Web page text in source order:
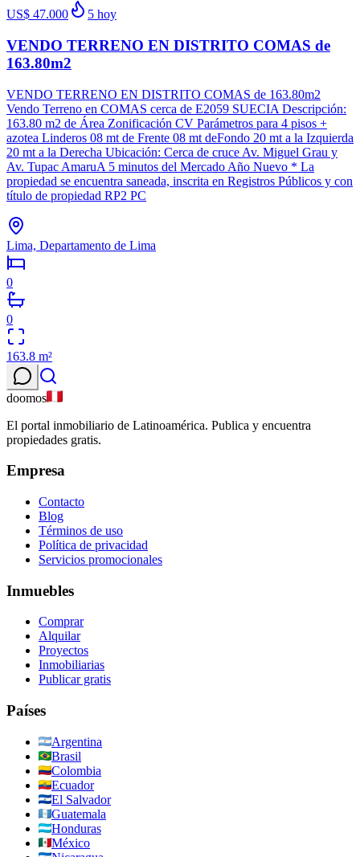
US$ 47.000
5 hoy
VENDO TERRENO EN DISTRITO COMAS de
163.80m2
VENDO TERRENO EN DISTRITO COMAS de 163.80m2
Vendo Terreno en COMAS cerca de E2059 SUECIA Descripción:
163.80 m2 de Área Zonificación CV Parámetros para 4 pisos +
azotea Linderos 08 mt de Frente 08 mt deFondo 20 mt a la Izquierda
20 mt a la Derecha Ubicación: Cerca de cruce Av. Miguel Grau y
Av. Tupac AmaruA 5 minutos del Mercado Año Nuevo * La
propiedad se encuentra saneada, inscrita en Registros Públicos y con
título de propiedad RP2 PC
Lima, Departamento de Lima
0
0
163.8 m²
doomos
El portal inmobiliario de Latinoamérica. Publica y encuentra
propiedades gratis.
Empresa
Contacto
Blog
Términos de uso
Política de privacidad
Servicios promocionales
Inmuebles
Comprar
Alquilar
Proyectos
Inmobiliarias
Publicar gratis
Países
Argentina
Brasil
Colombia
Ecuador
El Salvador
Guatemala
Honduras
México